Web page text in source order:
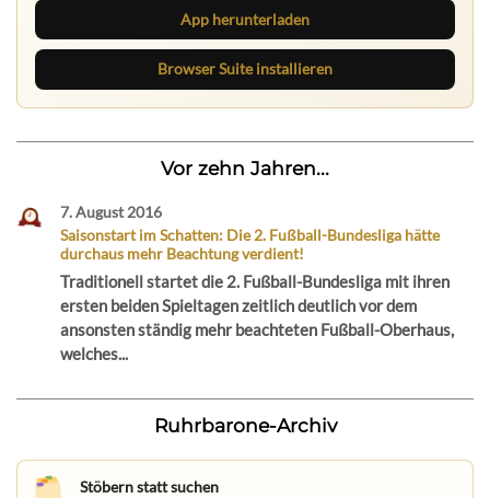
App herunterladen
Browser Suite installieren
Vor zehn Jahren...
7. August 2016
Saisonstart im Schatten: Die 2. Fußball-Bundesliga hätte
durchaus mehr Beachtung verdient!
Traditionell startet die 2. Fußball-Bundesliga mit ihren
ersten beiden Spieltagen zeitlich deutlich vor dem
ansonsten ständig mehr beachteten Fußball-Oberhaus,
welches...
Ruhrbarone-Archiv
Stöbern statt suchen